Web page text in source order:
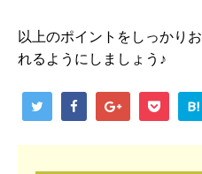
以上のポイントをしっかり
れるようにしましょう♪
B!